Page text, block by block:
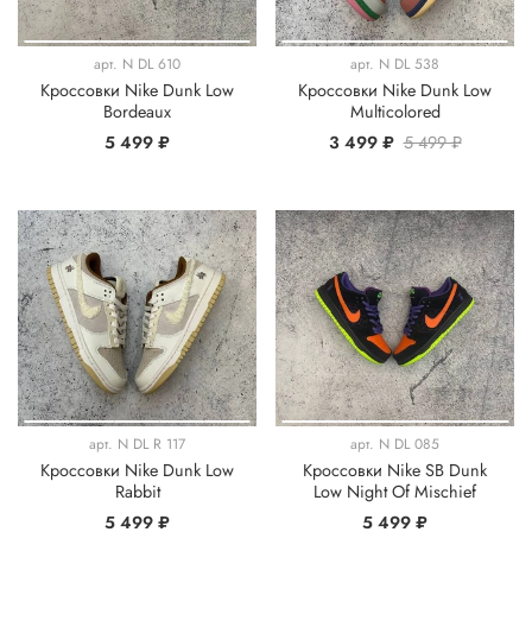
арт. N DL 610
Кроссовки Nike Dunk Low
Bordeaux
5 499 ₽
арт. N DL 538
Кроссовки Nike Dunk Low
Multicolored
3 499 ₽ 5 499 ₽
арт. N DL R 117
Кроссовки Nike Dunk Low
Rabbit
5 499 ₽
арт. N DL 085
Кроссовки Nike SB Dunk
Low Night Of Mischief
5 499 ₽